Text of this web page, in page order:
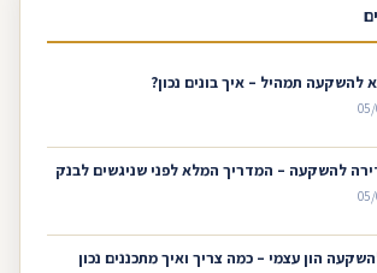
להשקעה תמהיל – איך בונים נכון?
להשקעה – המדריך המלא לפני שניגשים לבנק
הון עצמי – כמה צריך ואיך מתכננים נכון